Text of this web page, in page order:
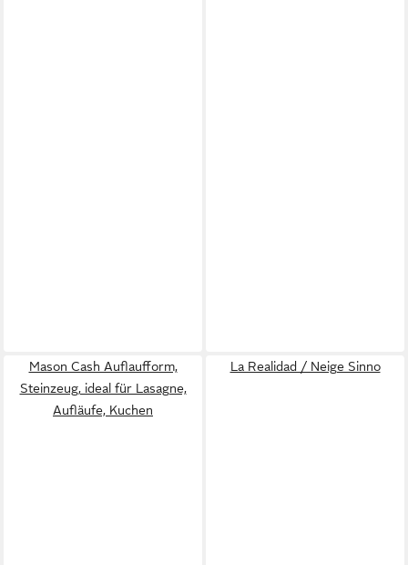
Mason Cash Auflaufform,
Steinzeug, ideal für Lasagne,
Aufläufe, Kuchen
La Realidad / Neige Sinno